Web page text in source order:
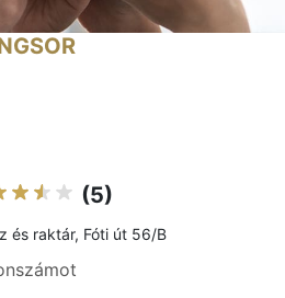
(5)
és raktár, Fóti út 56/B